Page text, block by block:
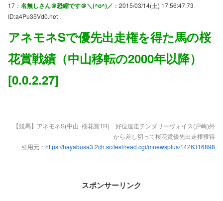
17： 名無しさん＠恐縮です＠＼(^o^)／ ：2015/03/14(土) 17:56:47.73
ID:a4Pu35Vd0.net
アネモネSで優先出走権を得た馬の桜
花賞戦績（中山移転の2000年以降）
[0.0.2.27]
【競馬】アネモネS(中山･桜花賞TR) 好位追走テンダリーヴォイス(戸崎)外
から差し切って桜花賞優先出走権獲得
引用元： https://hayabusa3.2ch.sc/test/read.cgi/mnewsplus/1426316898
スポンサーリンク